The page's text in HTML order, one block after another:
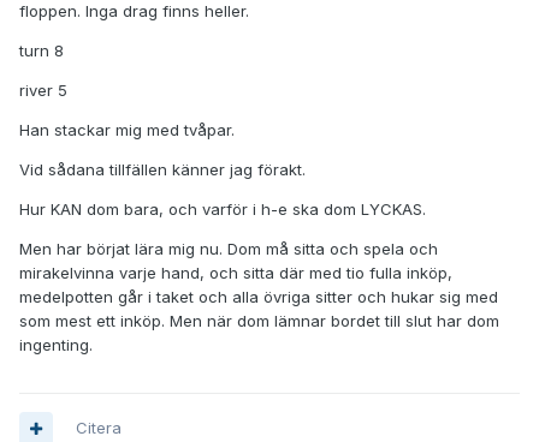
floppen. Inga drag finns heller.
turn 8
river 5
Han stackar mig med tvåpar.
Vid sådana tillfällen känner jag förakt.
Hur KAN dom bara, och varför i h-e ska dom LYCKAS.
Men har börjat lära mig nu. Dom må sitta och spela och
mirakelvinna varje hand, och sitta där med tio fulla inköp,
medelpotten går i taket och alla övriga sitter och hukar sig med
som mest ett inköp. Men när dom lämnar bordet till slut har dom
ingenting.
Citera